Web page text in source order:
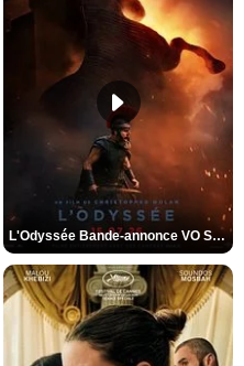
L'Odyssée Bande-annonce VO STFR